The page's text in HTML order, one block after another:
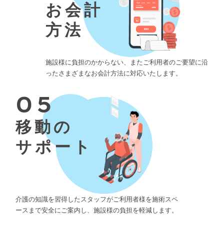
お会計
方法
施設様に負担のかからない、またご利用者のご要望に沿
ったさまざまなお会計方法に対応いたします。
05
移動の
サポート
介護の知識を習得したスタッフがご利用者様を施術スペ
ースまで安全にご案内し、施設様の負担を軽減します。